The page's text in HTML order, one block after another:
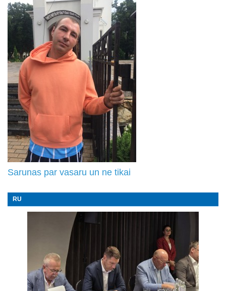
Sarunas par vasaru un ne tikai
RU